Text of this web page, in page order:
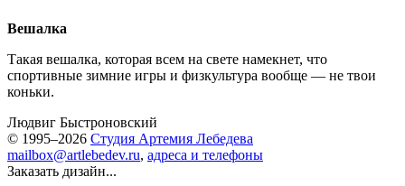
Вешалка
Такая вешалка, которая всем на свете намекнет, что
спортивные зимние игры и физкультура вообще — не твои
коньки.
Людвиг Быстроновский
© 1995–2026 Студия Артемия Лебедева
mailbox@artlebedev.ru, адреса и телефоны
Заказать дизайн...